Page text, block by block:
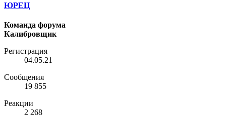
ЮРЕЦ
Команда форума
Калибровщик
Регистрация
04.05.21
Сообщения
19 855
Реакции
2 268